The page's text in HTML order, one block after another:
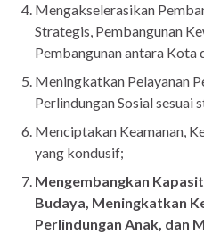
Mengakselerasikan
Strategis, Pembangunan
Pembangunan antara Kota
Meningkatkan Pelayanan
Perlindungan Sosial sesuai
Menciptakan Keamanan,
yang kondusif;
Mengembangkan
Budaya, Meningkatkan
Perlindungan Anak, dan